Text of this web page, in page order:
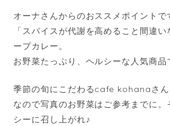
オーナさんからのおススメポイント
「スパイスが代謝を高めること間違
ープカレー。
お野菜たっぷり、ヘルシーな人気商品
季節の旬にこだわるcafe kohanaさん
なので写真のお野菜はご参考までに
シーに召し上がれ♪